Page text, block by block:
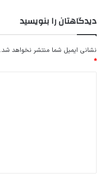
دیدگاهتان را بنویسید
نشانی ایمیل شما منتشر نخواهد شد.
*